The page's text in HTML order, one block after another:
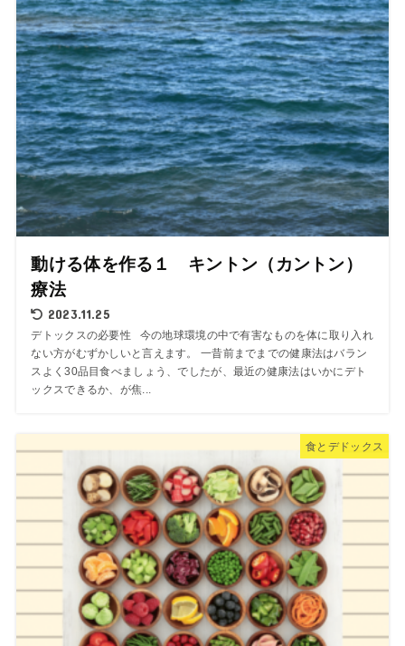
動ける体を作る１ キントン（カントン）
療法
2023.11.25
デトックスの必要性 今の地球環境の中で有害なものを体に取り入れ
ない方がむずかしいと言えます。 一昔前までまでの健康法はバラン
スよく30品目食べましょう、でしたが、最近の健康法はいかにデト
ックスできるか、が焦...
食とデドックス